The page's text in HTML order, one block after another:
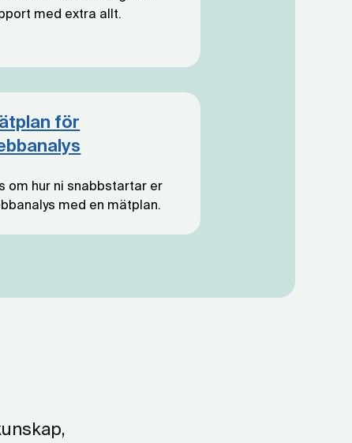
med extra allt.
för
om hur ni snabbstartar er
med en mätplan.